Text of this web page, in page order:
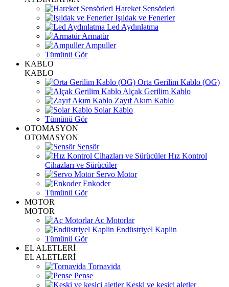
Hareket Sensörleri
Işıldak ve Fenerler
Led Aydınlatma
Armatür
Ampuller
Tümünü Gör
KABLO
KABLO
Orta Gerilim Kablo (OG)
Alçak Gerilim Kablo
Zayıf Akım Kablo
Solar Kablo
Tümünü Gör
OTOMASYON
OTOMASYON
Sensör
Hız Kontrol
Cihazları ve Sürücüler
Servo Motor
Enkoder
Tümünü Gör
MOTOR
MOTOR
Ac Motorlar
Endüstriyel Kaplin
Tümünü Gör
EL ALETLERİ
EL ALETLERİ
Tornavida
Pense
Keski ve kesici aletler